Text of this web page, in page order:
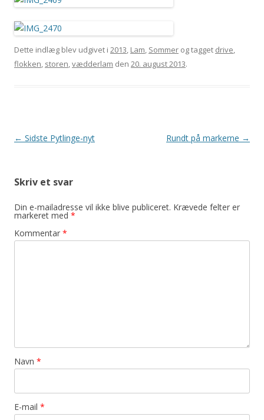
Dette indlæg blev udgivet i 2013, Lam, Sommer og tagget drive,
flokken, storen,vædderlam den 20. august 2013.
Indlægsnavigation
← Sidste Pytlinge-nyt Rundt på markerne →
Skriv et svar
Din e-mailadresse vil ikke blive publiceret. Krævede felter er
markeret med *
Kommentar *
Navn *
E-mail *